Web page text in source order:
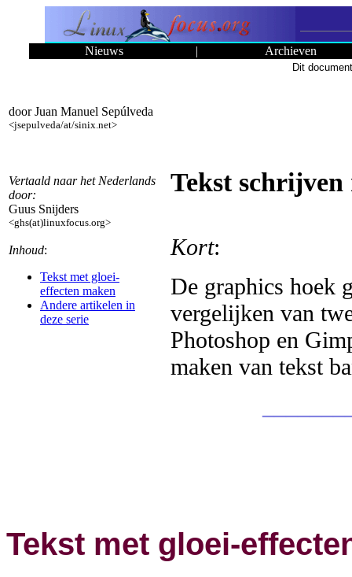
Nieuws | Archieven
Dit
door Juan Manuel Sepúlveda
<jsepulveda/at/sinix.net>
Vertaald naar het Nederlands
door:
Guus Snijders
<ghs(at)linuxfocus.org>
Inhoud:
Tekst met gloei-
effecten maken
Andere artikelen in
deze serie
Tekst schrijven
Kort:
De graphics hoek
vergelijken van
Photoshop en
maken van tekst
Tekst met gloei-